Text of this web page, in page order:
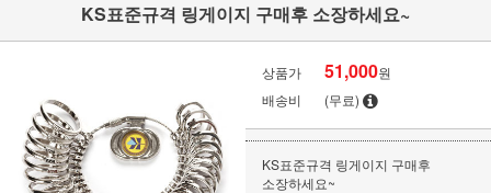
KS표준규격 링게이지 구매후 소장하세요~
상품가 51,000원
배송비
(무료)
KS표준규격 링게이지 구매후
소장하세요~